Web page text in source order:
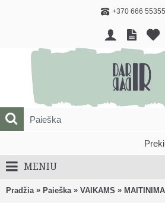
+370 666 55355
MENIU
Pradžia » Paieška » VAIKAMS »